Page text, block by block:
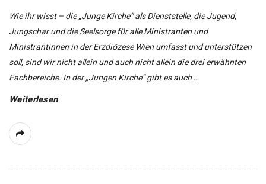
Wie ihr wisst – die „Junge Kirche“ als Dienststelle, die Jugend,
Jungschar und die Seelsorge für alle Ministranten und
Ministrantinnen in der Erzdiözese Wien umfasst und unterstützen
soll, sind wir nicht allein und auch nicht allein die drei erwähnten
Fachbereiche. In der „Jungen Kirche“ gibt es auch…
Weiterlesen